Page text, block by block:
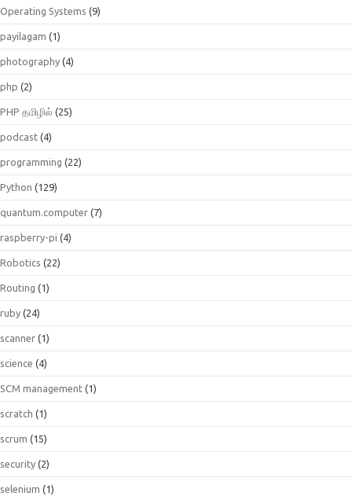
Operating Systems (9)
payilagam (1)
photography (4)
php (2)
PHP தமிழில் (25)
podcast (4)
programming (22)
Python (129)
quantum.computer (7)
raspberry-pi (4)
Robotics (22)
Routing (1)
ruby (24)
scanner (1)
science (4)
SCM management (1)
scratch (1)
scrum (15)
security (2)
selenium (1)